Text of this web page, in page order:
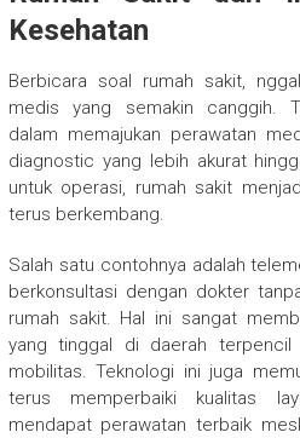
Kesehatan
Berbicara soal rumah sakit,
medis yang semakin canggih.
dalam memajukan perawatan
diagnostic yang lebih akurat
untuk operasi, rumah sakit
terus berkembang.
Salah satu contohnya adalah
berkonsultasi dengan dokter
rumah sakit. Hal ini sangat
yang tinggal di daerah terpencil
mobilitas. Teknologi ini juga
terus memperbaiki kualitas
mendapat perawatan terbaik